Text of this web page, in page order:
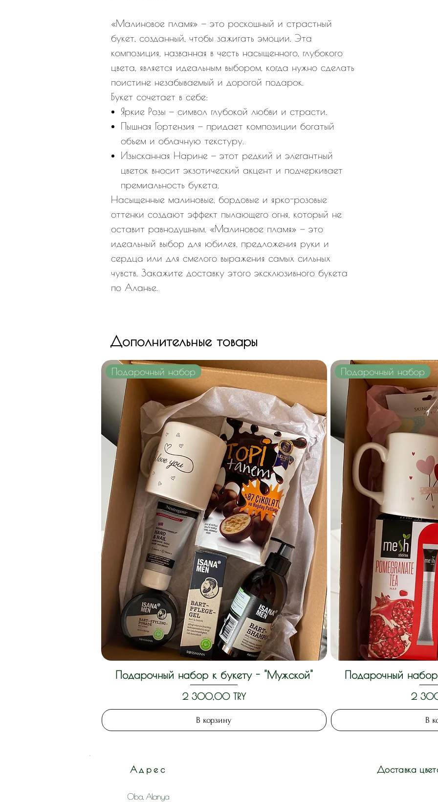
«Малиновое пламя» — это роскошный и страстный
букет, созданный, чтобы зажигать эмоции. Эта
композиция, названная в честь насыщенного, глубокого
цвета, является идеальным выбором, когда нужно сделать
поистине незабываемый и дорогой подарок.
Букет сочетает в себе:
Яркие Розы — символ глубокой любви и страсти.
Пышная Гортензия — придает композиции богатый
объем и облачную текстуру.
Изысканная Нарине — этот редкий и элегантный
цветок вносит экзотический акцент и подчеркивает
премиальность букета.
Насыщенные малиновые, бордовые и ярко-розовые
оттенки создают эффект пылающего огня, который не
оставит равнодушным. «Малиновое пламя» — это
идеальный выбор для юбилея, предложения руки и
сердца или для смелого выражения самых сильных
чувств. Закажите доставку этого эксклюзивного букета
по Аланье.
Дополнительные товары
Быстрый просмотр
Подарочный набор
Подарочный набор к букету - "Мужской"
Цена
2 300,00 TRY
В корзину
Подарочный набор
Подарочный
Цена
2
В
Адрес
Oba, Alanya
Доставка